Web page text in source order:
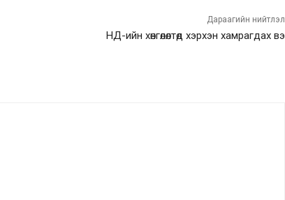
Дараагийн нийтлэл
НД-ийн хөнгөлөлтөд хэрхэн хамрагдах вэ